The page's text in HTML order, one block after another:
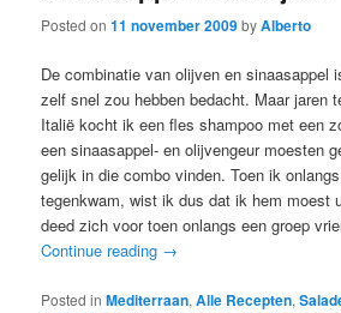
Posted on11 november 2009byAlberto
De combinatie van olijven en sinaasappel
zelf snel zou hebben bedacht. Maar jaren
Italië kocht ik een fles shampoo met een
een sinaasappel- en olijvengeur moesten
gelijk in die combo vinden. Toen ik
tegenkwam, wist ik dus dat ik hem moest
deed zich voor toen onlangs een groep
Continue reading →
Posted in Mediterraan,Alle Recepten,